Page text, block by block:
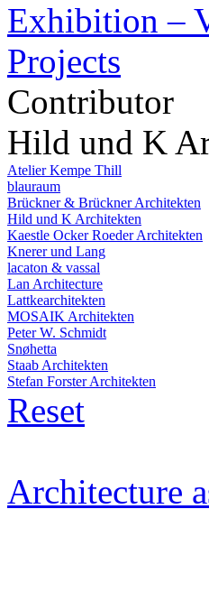
Exhibition –
Projects
Contributor
Hild und K
Atelier Kempe Thill
blauraum
Brückner & Brückner Architekten
Hild und K Architekten
Kaestle Ocker Roeder Architekten
Knerer und Lang
lacaton & vassal
Lan Architecture
Lattkearchitekten
MOSAIK Architekten
Peter W. Schmidt
Snøhetta
Staab Architekten
Stefan Forster Architekten
Reset
Architecture